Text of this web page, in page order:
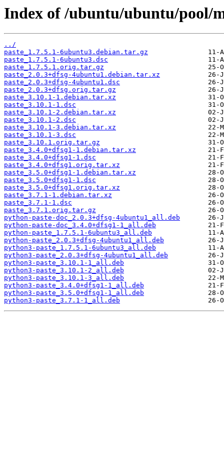
Index of /ubuntu/ubuntu/pool/
../
paste_1.7.5.1-6ubuntu3.debian.tar.gz
paste_1.7.5.1-6ubuntu3.dsc
paste_1.7.5.1.orig.tar.gz
paste_2.0.3+dfsg-4ubuntu1.debian.tar.xz
paste_2.0.3+dfsg-4ubuntu1.dsc
paste_2.0.3+dfsg.orig.tar.gz
paste_3.10.1-1.debian.tar.xz
paste_3.10.1-1.dsc
paste_3.10.1-2.debian.tar.xz
paste_3.10.1-2.dsc
paste_3.10.1-3.debian.tar.xz
paste_3.10.1-3.dsc
paste_3.10.1.orig.tar.gz
paste_3.4.0+dfsg1-1.debian.tar.xz
paste_3.4.0+dfsg1-1.dsc
paste_3.4.0+dfsg1.orig.tar.xz
paste_3.5.0+dfsg1-1.debian.tar.xz
paste_3.5.0+dfsg1-1.dsc
paste_3.5.0+dfsg1.orig.tar.xz
paste_3.7.1-1.debian.tar.xz
paste_3.7.1-1.dsc
paste_3.7.1.orig.tar.gz
python-paste-doc_2.0.3+dfsg-4ubuntu1_all.deb
python-paste-doc_3.4.0+dfsg1-1_all.deb
python-paste_1.7.5.1-6ubuntu3_all.deb
python-paste_2.0.3+dfsg-4ubuntu1_all.deb
python3-paste_1.7.5.1-6ubuntu3_all.deb
python3-paste_2.0.3+dfsg-4ubuntu1_all.deb
python3-paste_3.10.1-1_all.deb
python3-paste_3.10.1-2_all.deb
python3-paste_3.10.1-3_all.deb
python3-paste_3.4.0+dfsg1-1_all.deb
python3-paste_3.5.0+dfsg1-1_all.deb
python3-paste_3.7.1-1_all.deb